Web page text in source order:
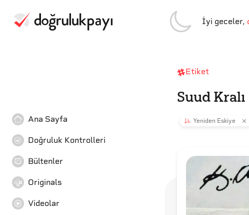
İyi geceler,
Ana Sayfa
Doğruluk Kontrolleri
Bültenler
Originals
Videolar
Etiket
Suud Kralı
Yeniden Eskiye